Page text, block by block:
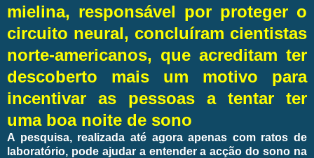
mielina, responsável por proteger o
circuito neural, concluíram cientistas
norte-americanos, que acreditam ter
descoberto mais um motivo para
incentivar as pessoas a tentar ter
uma boa noite de sono
A pesquisa, realizada até agora apenas com ratos de
laboratório, pode ajudar a entender a acção do sono na